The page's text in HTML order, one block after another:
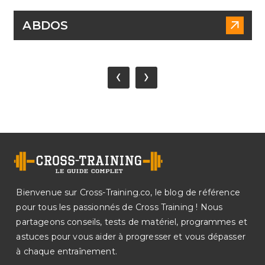
ABDOS
‹ ›
Bienvenue sur Cross-Training.co, le blog de référence
pour tous les passionnés de Cross Training ! Nous
partageons conseils, tests de matériel, programmes et
astuces pour vous aider à progresser et vous dépasser
à chaque entraînement.